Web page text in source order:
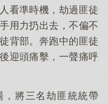
看準時機，劫過匪徒
用力扔出去，不偏不
背部。奔跑中的匪徒
迎頭痛擊，一聲痛呼
將三名劫匪統統帶